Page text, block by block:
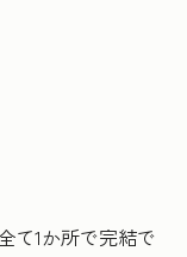
て1か所で完結で